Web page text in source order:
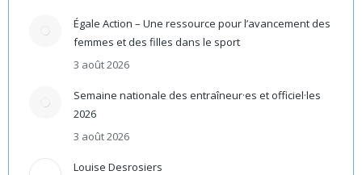
Égale Action – Une ressource pour l’avancement des
femmes et des filles dans le sport
3 août 2026
Semaine nationale des entraîneur·es et officiel·les
2026
3 août 2026
Louise Desrosiers